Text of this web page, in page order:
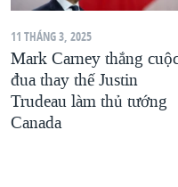
11 THÁNG 3, 2025
Mark Carney thắng
đua thay thế Justin
Trudeau làm thủ tướng
Canada